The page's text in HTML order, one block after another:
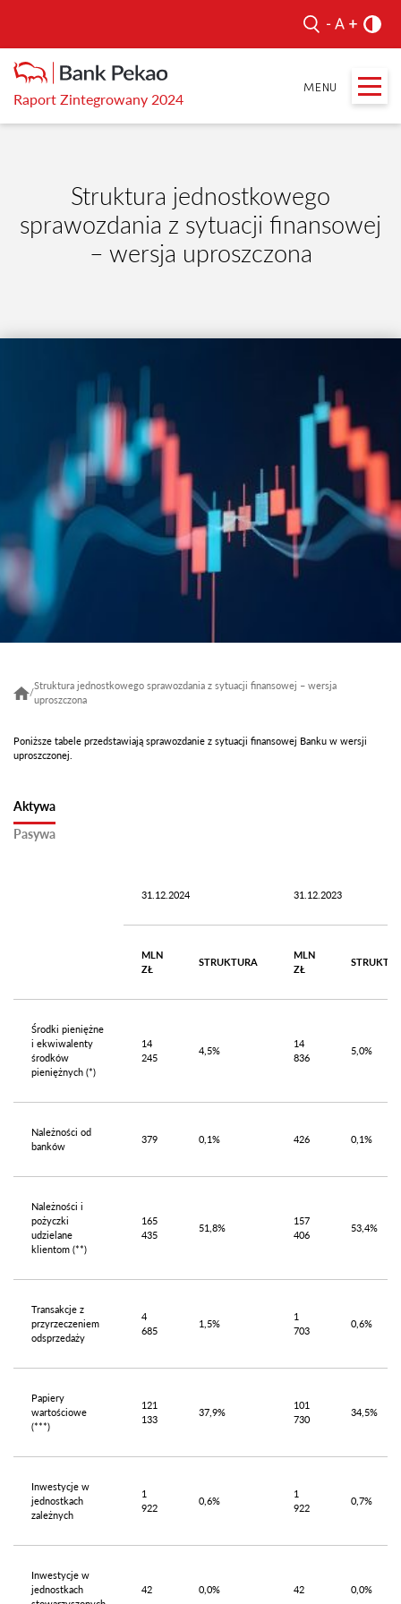
Raport Zintegrowany 2024
Struktura jednostkowego
sprawozdania z sytuacji finansowej
– wersja uproszczona
/
Struktura jednostkowego sprawozdania z sytuacji finansowej – wersja
uproszczona
Poniższe tabele przedstawiają sprawozdanie z sytuacji finansowej Banku w wersji
uproszczonej.
Aktywa
Pasywa
31.12.2024 31.12.2023
MLN
ZŁ
STRUKTURA
MLN
ZŁ
Środki pieniężne
i ekwiwalenty
środków
pieniężnych (*)
14
245
4,5%
14
836
5,0%
Należności od
banków
379 0,1% 426 0,1%
Należności i
pożyczki
udzielane
klientom (**)
165
435
51,8%
157
406
53,4%
Transakcje z
przyrzeczeniem
odsprzedaży
4
685
1,5%
1
703
0,6%
Papiery
wartościowe
(***)
121
133
37,9%
101
730
34,5%
Inwestycje w
jednostkach
zależnych
1
922
0,6%
1
922
0,7%
Inwestycje w
jednostkach
42 0,0% 42 0,0%